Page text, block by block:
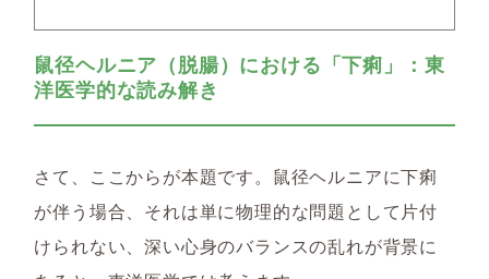
鼠径ヘルニア（脱腸）における「下痢」：東
洋医学的な読み解き
さて、ここからが本題です。鼠径ヘルニアに下痢
が伴う場合、それは単に物理的な問題として片付
けられない、深い心身のバランスの乱れが背景に